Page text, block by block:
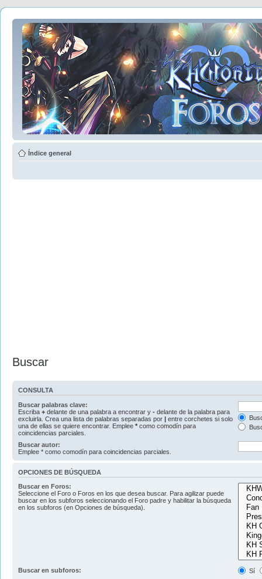
Índice general
Buscar
CONSULTA
Buscar palabras clave:
Escriba + delante de una palabra a encontrar y - delante de la palabra para
excluirla. Crea una lista de palabras separadas por | entre corchetes si solo
una de ellas se quiere encontrar. Emplee * como comodín para
coincidencias parciales.
Buscar autor:
Emplee * como comodín para coincidencias parciales.
OPCIONES DE BÚSQUEDA
Buscar en Foros:
Seleccione el Foro o Foros en los que desea buscar. Para agilizar puede
buscar en los subforos seleccionando el Foro padre y habilitar la búsqueda
en los subforos (en Opciones de búsqueda).
Buscar en subforos:
Sí